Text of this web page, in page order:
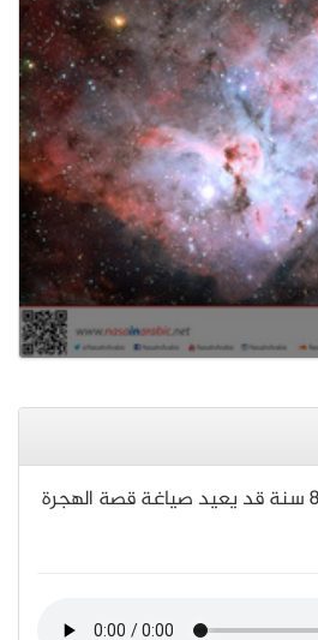
عظم إصبع بعمر 85,000 سنة قد يعيد صياغة قصة الهجرة